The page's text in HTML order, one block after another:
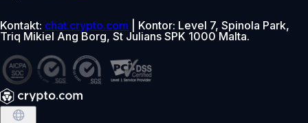
Kontakt: chat.crypto.com | Kontor: Level 7, Spinola Park,
Triq Mikiel Ang Borg, St Julians SPK 1000 Malta.